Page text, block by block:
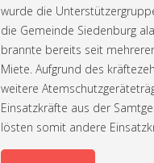
wurde die
die Gemeinde Siedenburg
brannte bereits seit
Miete. Aufgrund des
weitere
Einsatzkräfte aus der
lösten somit andere